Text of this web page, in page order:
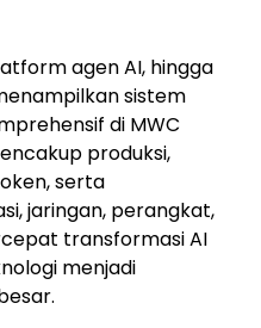
agen AI, hingga
sistem
di MWC
produksi,
serta
jaringan, perangkat,
transformasi AI
menjadi